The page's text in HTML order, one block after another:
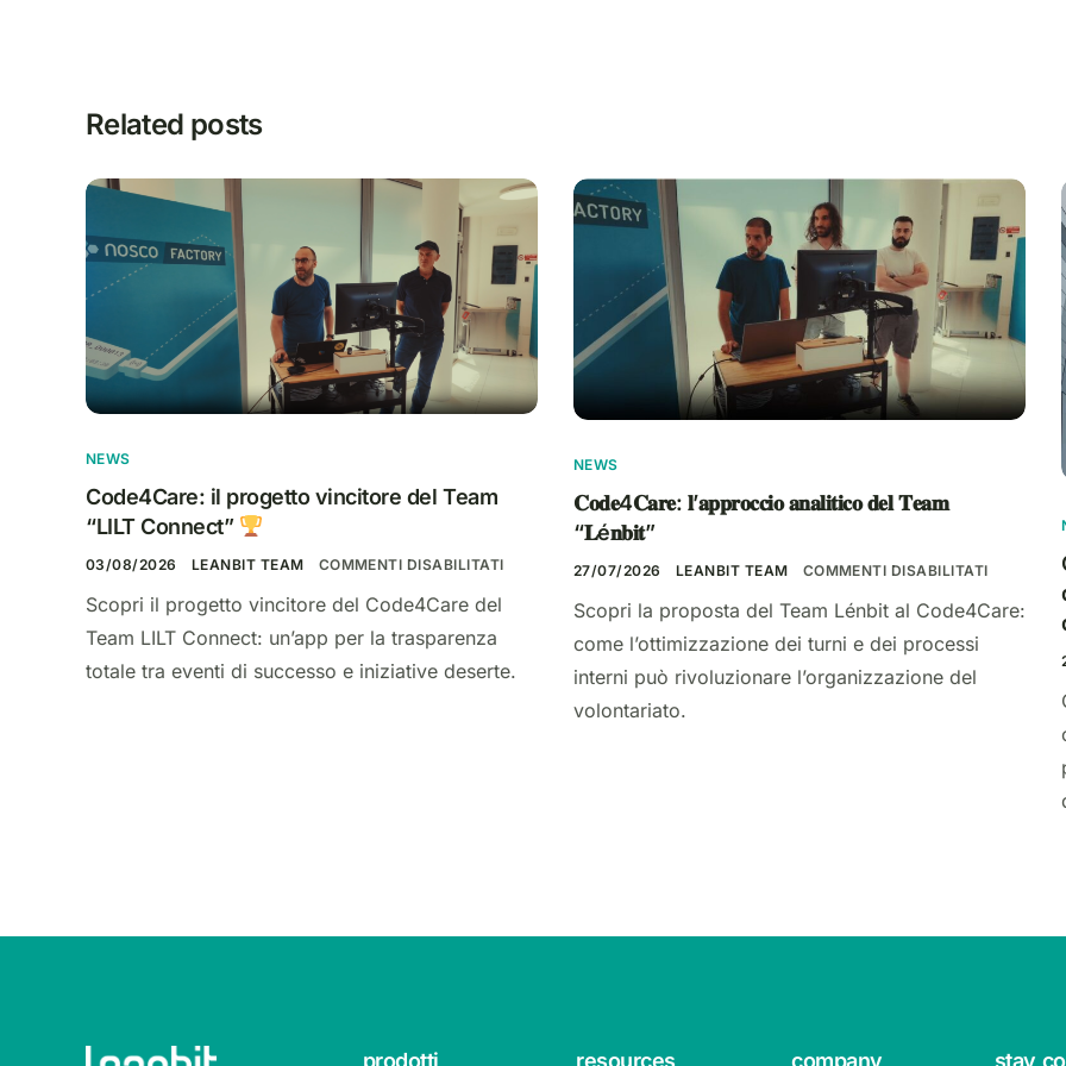
Related posts
NEWS
Code4Care: il progetto vincitore del Team
“LILT Connect”
03/08/2026 LEANBIT TEAM COMMENTI DISABILITATI
Scopri il progetto vincitore del Code4Care del
Team LILT Connect: un’app per la trasparenza
totale tra eventi di successo e iniziative deserte.
NEWS
𝐂𝐨𝐝𝐞4𝐂𝐚𝐫𝐞: 𝐥’𝐚𝐩𝐩𝐫𝐨𝐜𝐜𝐢𝐨 𝐚𝐧𝐚𝐥𝐢𝐭𝐢𝐜𝐨 𝐝𝐞𝐥 𝐓𝐞𝐚𝐦
“𝐋é𝐧𝐛𝐢𝐭”
27/07/2026 LEANBIT TEAM COMMENTI DISABILITATI
Scopri la proposta del Team Lénbit al Code4Care:
come l’ottimizzazione dei turni e dei processi
interni può rivoluzionare l’organizzazione del
volontariato.
prodotti resources company stay